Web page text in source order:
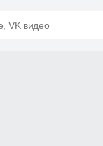
VK видео